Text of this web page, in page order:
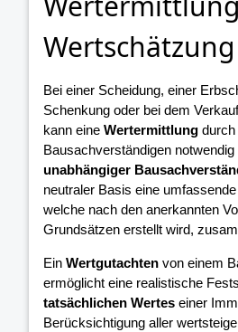
Wertschätzung
Bei einer Scheidung, einer
Schenkung oder bei dem
kann eine Wertermittlung durch
Bausachverständigen notwendig
unabhängiger
neutraler Basis eine
welche nach den anerkannten
Grundsätzen erstellt wird,
Ein Wertgutachten von einem
ermöglicht eine realistische
tatsächlichen Wertes einer
Berücksichtigung aller